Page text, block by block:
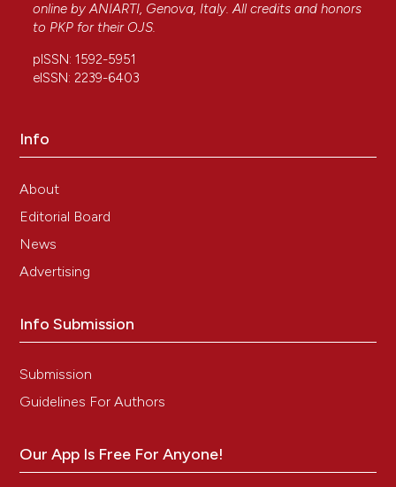
online byANIARTI, Genova, Italy. All credits and honors
to PKP for their OJS.
pISSN: 1592-5951
eISSN: 2239-6403
Info
About
Editorial Board
News
Advertising
Info Submission
Submission
Guidelines For Authors
Our App Is Free For Anyone!